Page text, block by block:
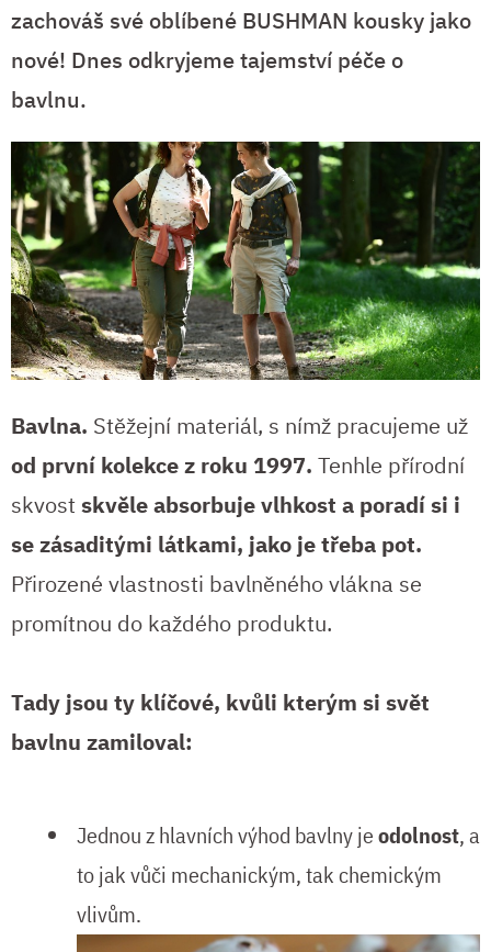
zachováš své oblíbené BUSHMAN kousky jako
nové! Dnes odkryjeme tajemství péče o
bavlnu.
Bavlna. Stěžejní materiál, s nímž pracujeme už
od první kolekce z roku 1997. Tenhle přírodní
skvostskvěle absorbuje vlhkost a poradí si i
se zásaditými látkami, jako je třeba pot.
Přirozené vlastnosti bavlněného vlákna se
promítnou do každého produktu.
Tady jsou ty klíčové, kvůli kterým si svět
bavlnu zamiloval:
Jednou z hlavních výhod bavlny jeodolnost, a
to jak vůči mechanickým, tak chemickým
vlivům.